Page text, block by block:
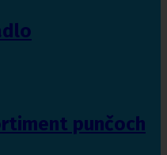
punčoch